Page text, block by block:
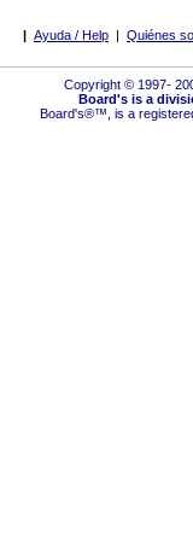
| Ayuda / Help | Quiénes
Copyright © 1997-
Board's is a
Board's®™, is a